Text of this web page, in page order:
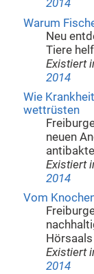
2014
Warum
Neu
Tiere
Existiert
2014
Wie
wettrüsten
neuen
Existiert
2014
Vom
Existiert
2014